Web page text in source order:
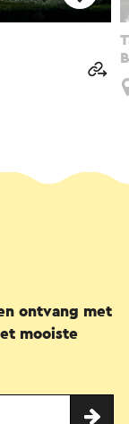
ontvang met
mooiste